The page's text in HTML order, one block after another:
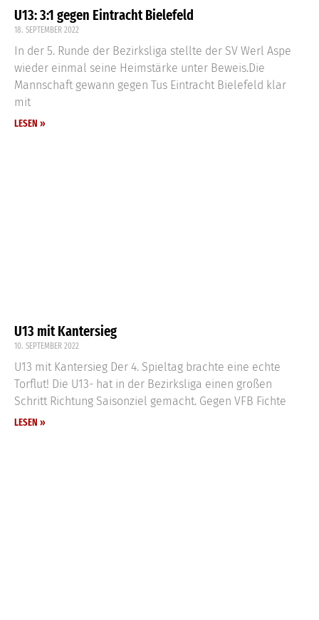
U13: 3:1 gegen Eintracht Bielefeld
18. SEPTEMBER 2022
In der 5. Runde der Bezirksliga stellte der SV Werl Aspe
wieder einmal seine Heimstärke unter Beweis.Die
Mannschaft gewann gegen Tus Eintracht Bielefeld klar
mit
LESEN »
U13 mit Kantersieg
10. SEPTEMBER 2022
U13 mit Kantersieg Der 4. Spieltag brachte eine echte
Torflut! Die U13- hat in der Bezirksliga einen großen
Schritt Richtung Saisonziel gemacht. Gegen VFB Fichte
LESEN »